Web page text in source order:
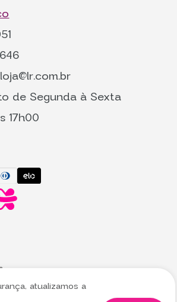
para oferecer melhor
para oferecer melhor
atualizamos a
de Segunda à Sexta
17h00